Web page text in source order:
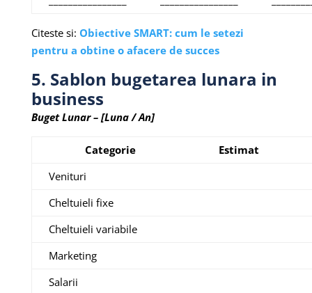
Citeste si: Obiective SMART: cum le setezi
pentru a obtine o afacere de succes
5. Sablon bugetarea lunara in
business
Buget Lunar – [Luna / An]
Categorie Estimat
Venituri
Cheltuieli fixe
Cheltuieli variabile
Marketing
Salarii